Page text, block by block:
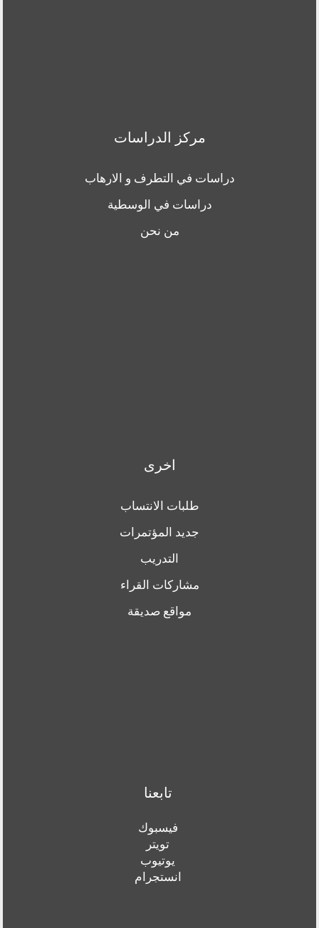
مركز الدراسات
دراسات في التطرف و الارهاب
دراسات في الوسطية
من نحن
اخرى
طلبات الانتساب
جديد المؤتمرات
التدريب
مشاركات القراء
مواقع صديقة
تابعنا
فيسبوك
تويتر
يوتيوب
انستجرام